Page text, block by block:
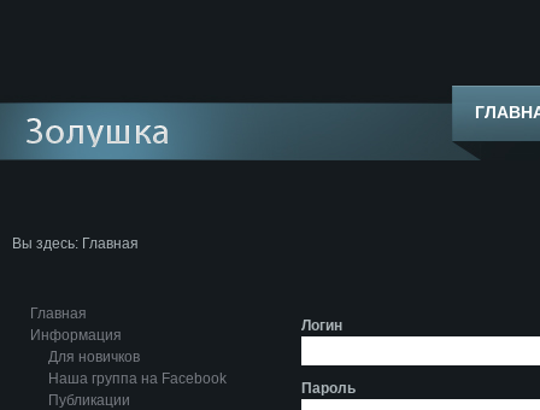
Вы здесь: Главная
Главная
Информация
Для новичков
Наша группа на Facebook
Публикации
Логин
Пароль